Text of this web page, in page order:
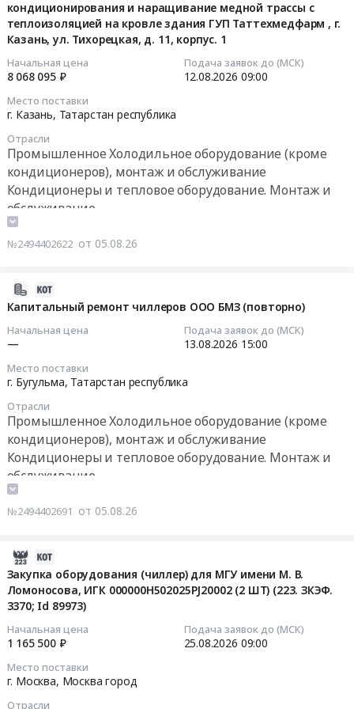
Такелажные и стропальные работы, Демонтаж
оборудования, Перевозка негабаритных грузов
кондиционирования и наращивание медной трассы с
теплоизоляцией на кровле здания ГУП Таттехмедфарм , г.
Казань, ул. Тихорецкая, д. 11, корпус. 1
Начальная цена
8 068 095 ₽
Подача заявок до (МСК)
12.08.2026 09:00
Место поставки
г. Казань, Татарстан республика
Отрасли
Промышленное Холодильное оборудование (кроме
кондиционеров), монтаж и обслуживание
Кондиционеры и тепловое оборудование. Монтаж и
обслуживание
Медицинское оборудование, Медицинская техника,
Медицинский инструмент
№2494402622 от 05.08.26
Капитальный ремонт чиллеров ООО БМЗ (повторно)
Начальная цена
—
Подача заявок до (МСК)
13.08.2026 15:00
Место поставки
г. Бугульма, Татарстан республика
Отрасли
Промышленное Холодильное оборудование (кроме
кондиционеров), монтаж и обслуживание
Кондиционеры и тепловое оборудование. Монтаж и
обслуживание
№2494402691 от 05.08.26
Закупка оборудования (чиллер) для МГУ имени М. В.
Ломоносова, ИГК 000000Н502025PJ20002 (2 ШТ) (223. ЗКЭФ.
3370; Id 89973)
Начальная цена
1 165 500 ₽
Подача заявок до (МСК)
25.08.2026 09:00
Место поставки
г. Москва, Москва город
Отрасли